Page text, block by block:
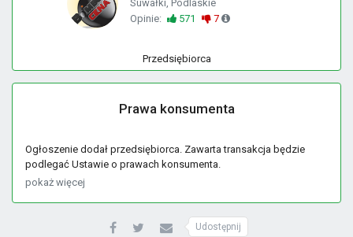
Suwałki, Podlaskie
Opinie:
571 7
Przedsiębiorca
Prawa konsumenta
Ogłoszenie dodał przedsiębiorca. Zawarta transakcja będzie
podlegać Ustawie o prawach konsumenta.
pokaż więcej
Udostępnij